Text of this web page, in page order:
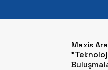
Maxis